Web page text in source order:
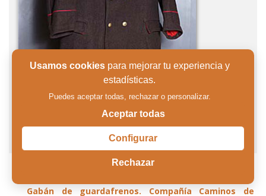
Usamos cookiespara mejorar tu experiencia y
estadísticas.
Puedes aceptar todas, rechazar o personalizar.
Aceptar todas
Configurar
Rechazar
Gabán de guardafrenos. Compañía Caminos de